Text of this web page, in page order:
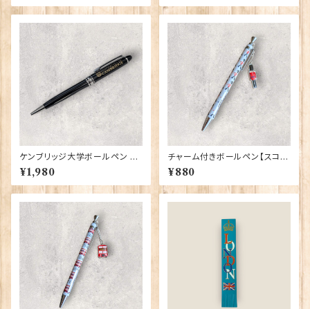
ケンブリッジ大学ボールペン El
gate Products 90415（7339
9）
¥1,980
チャーム付きボールペン【スコッ
ツガーズ】Euro Stick 90395
¥880